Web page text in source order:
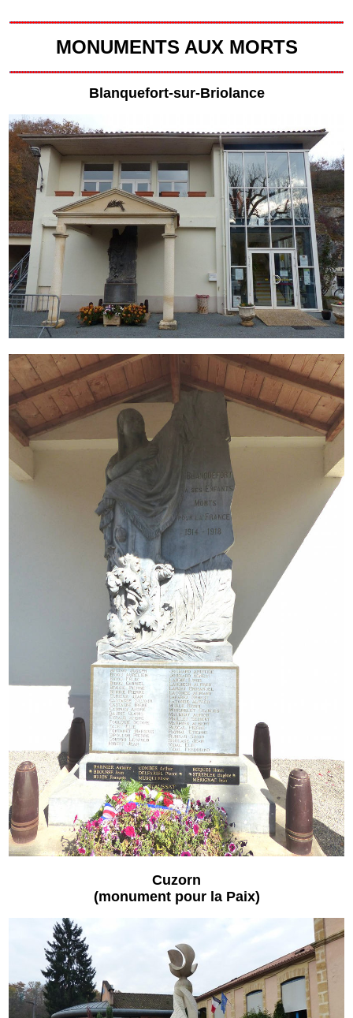
MONUMENTS AUX MORTS
Blanquefort-sur-Briolance
Cuzorn
(monument pour la Paix)